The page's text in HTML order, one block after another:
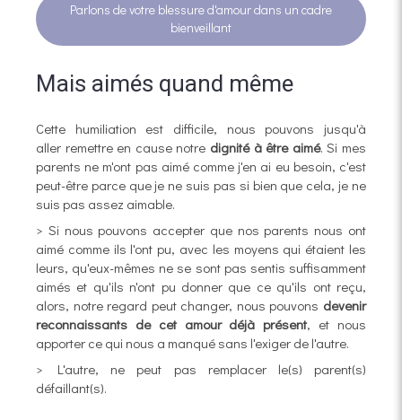
Parlons de votre blessure d'amour dans un cadre
bienveillant
Mais aimés quand même
Cette humiliation est difficile, nous pouvons jusqu'à
aller remettre en cause notre dignité à être aimé. Si mes
parents ne m'ont pas aimé comme j'en ai eu besoin, c'est
peut-être parce que je ne suis pas si bien que cela, je ne
suis pas assez aimable.
> Si nous pouvons accepter que nos parents nous ont
aimé comme ils l'ont pu, avec les moyens qui étaient les
leurs, qu'eux-mêmes ne se sont pas sentis suffisamment
aimés et qu'ils n'ont pu donner que ce qu'ils ont reçu,
alors, notre regard peut changer, nous pouvons devenir
reconnaissants de cet amour déjà présent, et nous
apporter ce qui nous a manqué sans l'exiger de l'autre.
> L'autre, ne peut pas remplacer le(s) parent(s)
défaillant(s).